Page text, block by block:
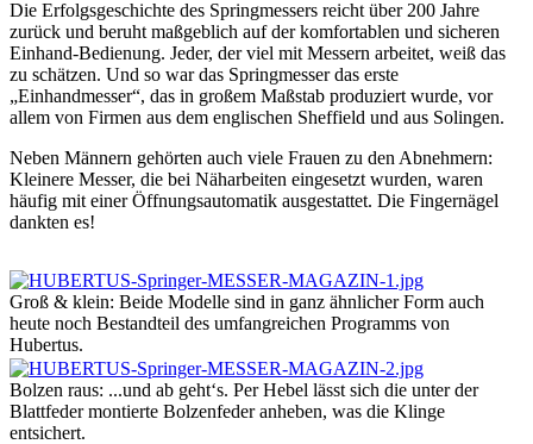
Die Erfolgsgeschichte des Springmessers reicht über 200 Jahre
zurück und beruht maßgeblich auf der komfortablen und sicheren
Einhand-Bedienung. Jeder, der viel mit Messern arbeitet, weiß das
zu schätzen. Und so war das Springmesser das erste
„Einhandmesser“, das in großem Maßstab produziert wurde, vor
allem von Firmen aus dem englischen Sheffield und aus Solingen.
Neben Männern gehörten auch viele Frauen zu den Abnehmern:
Kleinere Messer, die bei Näharbeiten eingesetzt wurden, waren
häufig mit einer Öffnungsautomatik ausgestattet. Die Fingernägel
dankten es!
Groß & klein: Beide Modelle sind in ganz ähnlicher Form auch
heute noch Bestandteil des umfangreichen Programms von
Hubertus.
Bolzen raus: ...und ab geht‘s. Per Hebel lässt sich die unter der
Blattfeder montierte Bolzenfeder anheben, was die Klinge
entsichert.